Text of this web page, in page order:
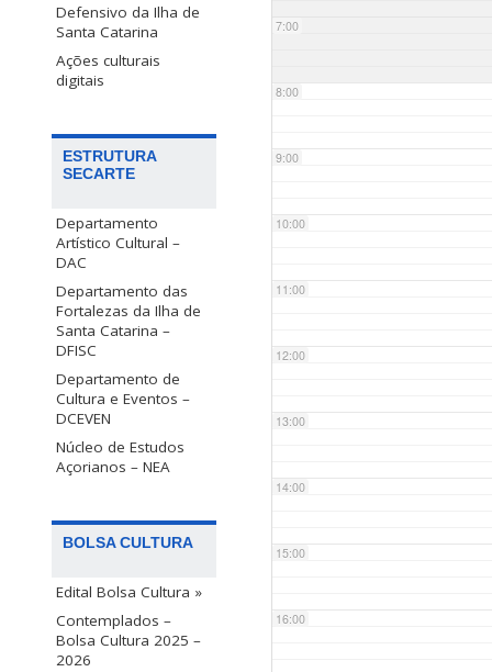
Defensivo da Ilha de
Santa Catarina
Ações culturais
digitais
ESTRUTURA
SECARTE
Departamento
Artístico Cultural –
DAC
Departamento das
Fortalezas da Ilha de
Santa Catarina –
DFISC
Departamento de
Cultura e Eventos –
DCEVEN
Núcleo de Estudos
Açorianos – NEA
BOLSA CULTURA
Edital Bolsa Cultura »
Contemplados –
Bolsa Cultura 2025 –
2026
7:00
8:00
9:00
10:00
11:00
12:00
13:00
14:00
15:00
16:00